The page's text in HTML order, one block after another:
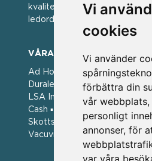
Vi
cookies
Vi använder
förbättra din
vår
personligt
annonser, för
var våra
kvalitet. För oss har kvalitet
ledorden och som styrt vår
VÅRA VARUMÄRKEN
Ad Hoc ▪ Bialetti ▪ Cole &
Duralex ▪ Forged ▪ G3 Ferrari
LSA International ▪ Laguiole
Cash ▪ Pintinox ▪ Plate-it ▪
Skottsberg ▪ Scandinavian
Vacuvin ▪ Viners ▪ Zack ▪ Zyliss